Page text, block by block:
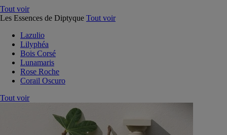
Tout voir
Les Essences de Diptyque Tout voir
Lazulio
Lilyphéa
Bois Corsé
Lunamaris
Rose Roche
Corail Oscuro
Tout voir